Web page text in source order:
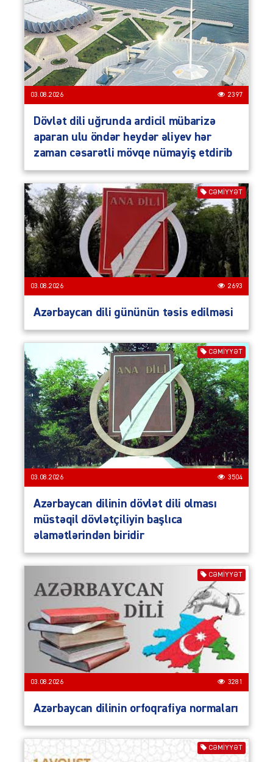
03.08.2026 2397
Dövlət dili uğrunda ardicil mübarizə
aparan ulu öndər heydər əliyev hər
zaman cəsarətli mövqe nümayiş etdirib
CƏMIYYƏT
03.08.2026 2693
Azərbaycan dili gününün təsis edilməsi
CƏMIYYƏT
03.08.2026 3504
Azərbaycan dilinin dövlət dili olması
müstəqil dövlətçiliyin başlıca
əlamətlərindən biridir
CƏMIYYƏT
03.08.2026 3281
Azərbaycan dilinin orfoqrafiya normaları
CƏMIYYƏT